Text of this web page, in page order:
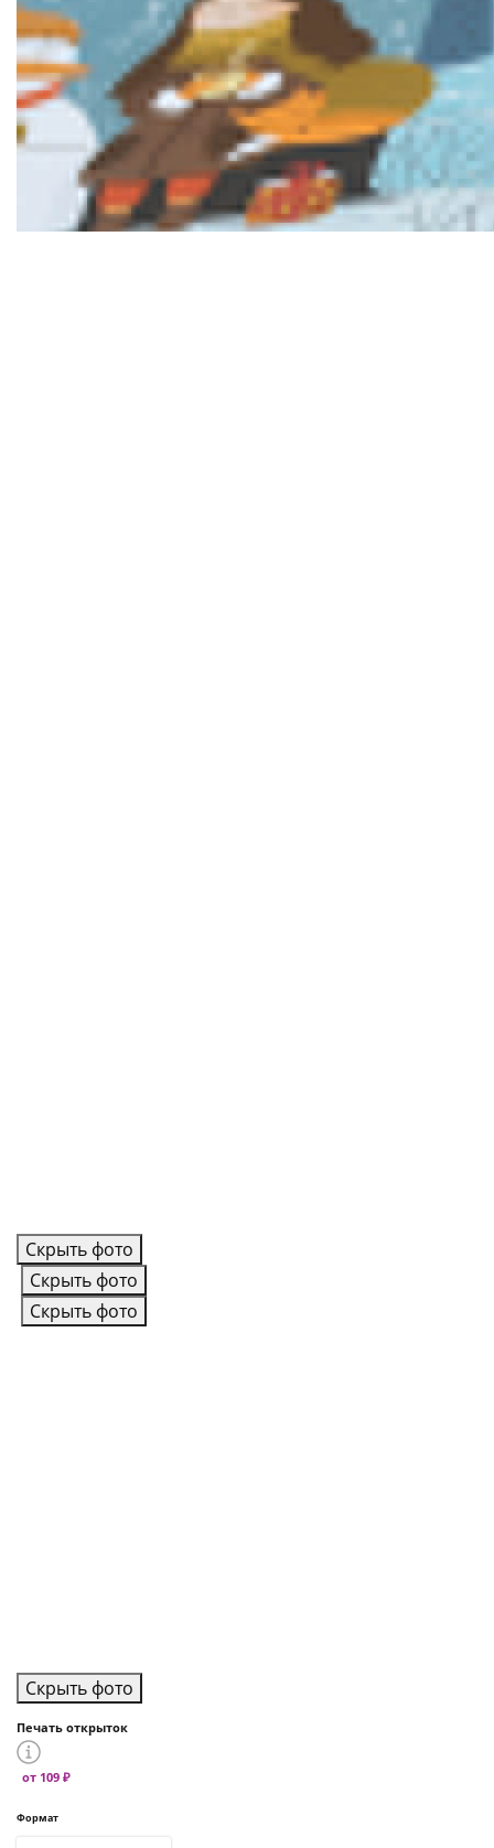
Скрыть фото
Скрыть фото
Скрыть фото
Скрыть фото
Печать открыток
от 109 ₽
Формат